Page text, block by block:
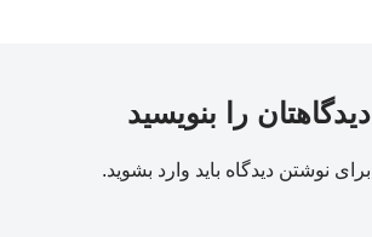
دیدگاهتان را بنویسید
برای نوشتن دیدگاه باید وارد بشوید.